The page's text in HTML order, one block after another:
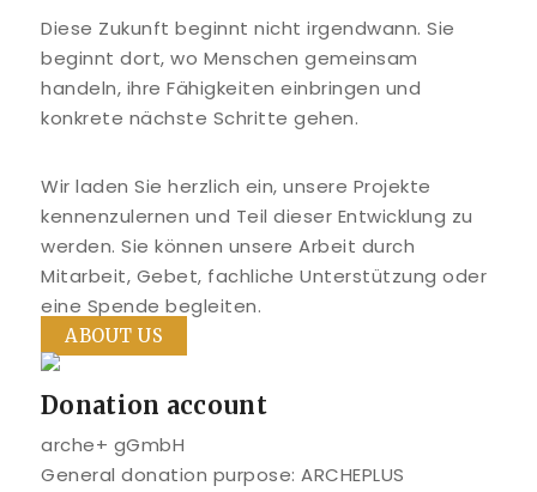
Diese Zukunft beginnt nicht irgendwann. Sie
beginnt dort, wo Menschen gemeinsam
handeln, ihre Fähigkeiten einbringen und
konkrete nächste Schritte gehen.
Wir laden Sie herzlich ein, unsere Projekte
kennenzulernen und Teil dieser Entwicklung zu
werden. Sie können unsere Arbeit durch
Mitarbeit, Gebet, fachliche Unterstützung oder
eine Spende begleiten.
ABOUT US
Donation account
arche+ gGmbH
General donation purpose: ARCHEPLUS